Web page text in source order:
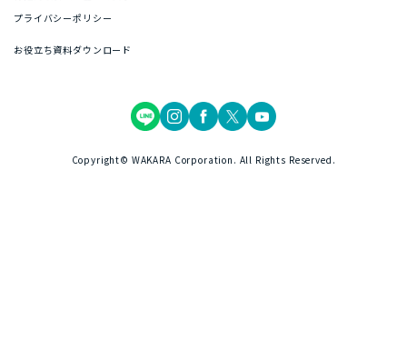
プライバシーポリシー
お役立ち資料ダウンロード
Copyright© WAKARA Corporation. All Rights Reserved.